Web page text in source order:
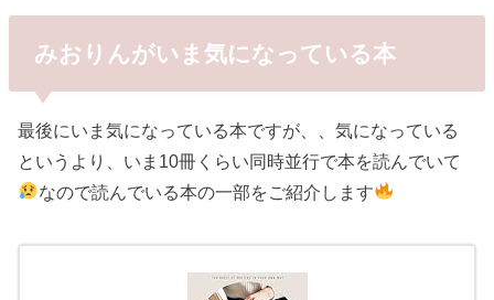
みおりんがいま気になっている本
最後にいま気になっている本ですが、、気になっている
というより、いま10冊くらい同時並行で本を読んでいて
なので読んでいる本の一部をご紹介します